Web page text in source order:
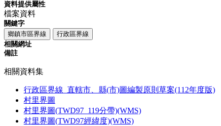
資料提供屬性
檔案資料
關鍵字
鄉鎮市區界線
行政區界線
相關網址
備註
相關資料集
行政區界線_直轄市、縣(市)圖編製原則草案(112年度版)
村里界圖
村里界圖(TWD97_119分帶)(WMS)
村里界圖(TWD97經緯度)(WMS)